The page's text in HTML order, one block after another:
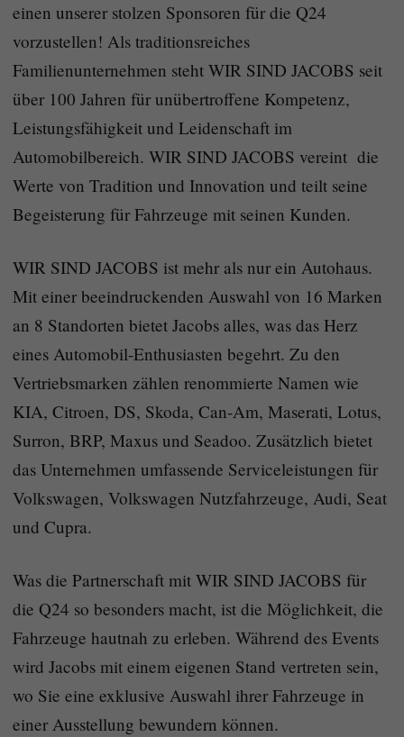
einen unserer stolzen Sponsoren für die Q24
vorzustellen! Als traditionsreiches
Familienunternehmen steht WIR SIND JACOBS seit
über 100 Jahren für unübertroffene Kompetenz,
Leistungsfähigkeit und Leidenschaft im
Automobilbereich. WIR SIND JACOBS vereint die
Werte von Tradition und Innovation und teilt seine
Begeisterung für Fahrzeuge mit seinen Kunden.
WIR SIND JACOBS ist mehr als nur ein Autohaus.
Mit einer beeindruckenden Auswahl von 16 Marken
an 8 Standorten bietet Jacobs alles, was das Herz
eines Automobil-Enthusiasten begehrt. Zu den
Vertriebsmarken zählen renommierte Namen wie
KIA, Citroen, DS, Skoda, Can-Am, Maserati, Lotus,
Surron, BRP, Maxus und Seadoo. Zusätzlich bietet
das Unternehmen umfassende Serviceleistungen für
Volkswagen, Volkswagen Nutzfahrzeuge, Audi, Seat
und Cupra.
Was die Partnerschaft mit WIR SIND JACOBS für
die Q24 so besonders macht, ist die Möglichkeit, die
Fahrzeuge hautnah zu erleben. Während des Events
wird Jacobs mit einem eigenen Stand vertreten sein,
wo Sie eine exklusive Auswahl ihrer Fahrzeuge in
einer Ausstellung bewundern können.